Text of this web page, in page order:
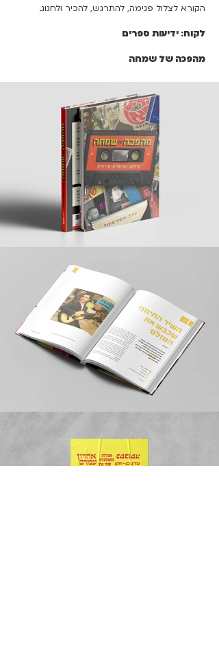
הקורא לצלול פנימה, להתרגש, להכיר ולחגוג.
לקוח: ידיעות ספרים
מהפכה של שמחה